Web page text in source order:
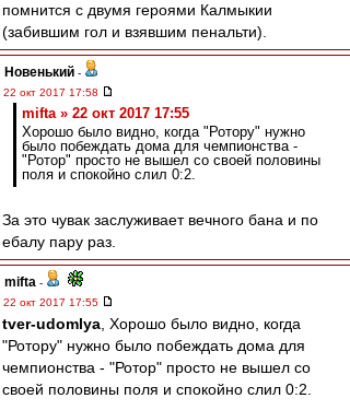
помнится с двумя героями Калмыкии
(забившим гол и взявшим пенальти).
Новенький -
22 окт 2017 17:58
mifta » 22 окт 2017 17:55
Хорошо было видно, когда "Ротору" нужно
было побеждать дома для чемпионства -
"Ротор" просто не вышел со своей половины
поля и спокойно слил 0:2.
За это чувак заслуживает вечного бана и по
ебалу пару раз.
mifta -
22 окт 2017 17:55
tver-udomlya , Хорошо было видно, когда
"Ротору" нужно было побеждать дома для
чемпионства - "Ротор" просто не вышел со
своей половины поля и спокойно слил 0:2.